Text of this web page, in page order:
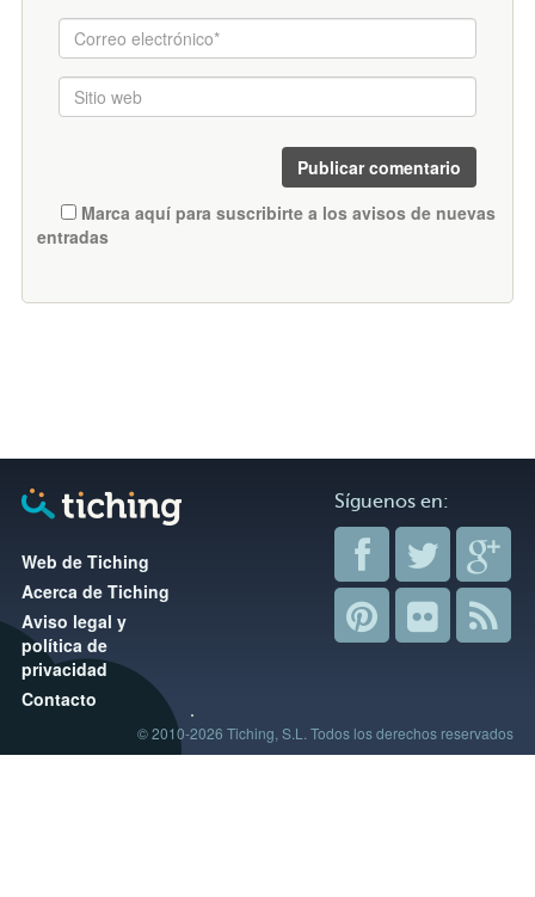
Marca aquí para suscribirte a los avisos de nuevas
entradas
Web de Tiching
Acerca de Tiching
Aviso legal y
política de
privacidad
Contacto
Síguenos en:
© 2010-2026 Tiching, S.L. Todos los derechos reservados